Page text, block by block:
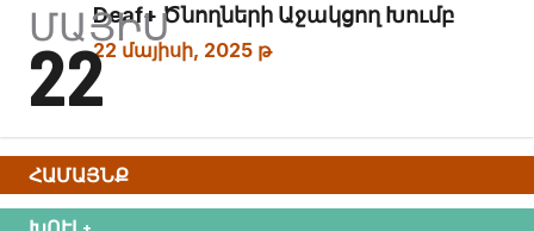
ՄԱՅԻՍ
22
Deaf+ Ծնողների Աջակցող Խումբ
22 մայիսի, 2025 թ
ՀԱՄԱՅՆՔ
ԽՈՒԼ+